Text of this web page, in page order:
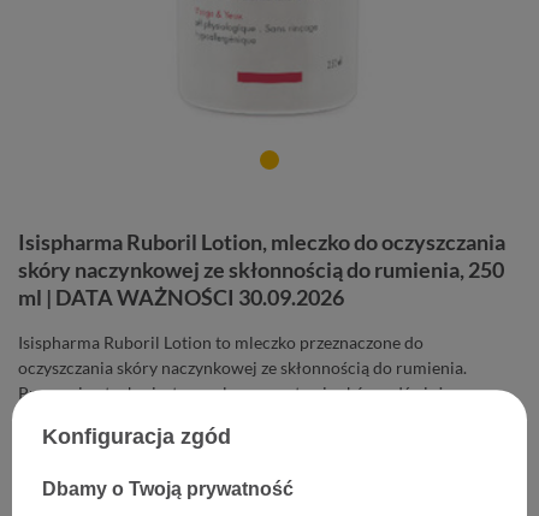
Isispharma Ruboril Lotion, mleczko do oczyszczania
skóry naczynkowej ze skłonnością do rumienia, 250
ml | DATA WAŻNOŚCI 30.09.2026
Isispharma Ruboril Lotion to mleczko przeznaczone do
oczyszczania skóry naczynkowej ze skłonnością do rumienia.
Przynosi natychmiastową ulgę, pozostawia skórę odświeżoną.
Cena jednostkowa 0,18 zł / szt.
Konfiguracja zgód
Dbamy o Twoją prywatność